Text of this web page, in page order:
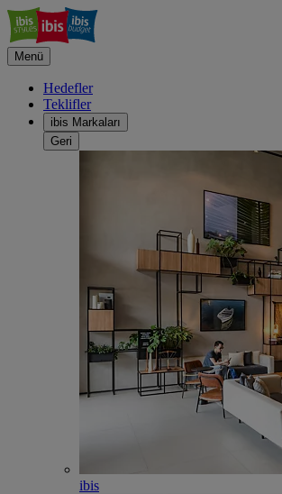
Menü
Hedefler
Teklifler
ibis Markaları
Geri
ibis